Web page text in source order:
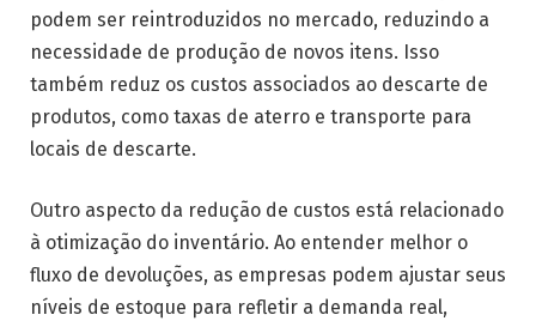
podem ser reintroduzidos no mercado, reduzindo a
necessidade de produção de novos itens. Isso
também reduz os custos associados ao descarte de
produtos, como taxas de aterro e transporte para
locais de descarte.
Outro aspecto da redução de custos está relacionado
à otimização do inventário. Ao entender melhor o
fluxo de devoluções, as empresas podem ajustar seus
níveis de estoque para refletir a demanda real,